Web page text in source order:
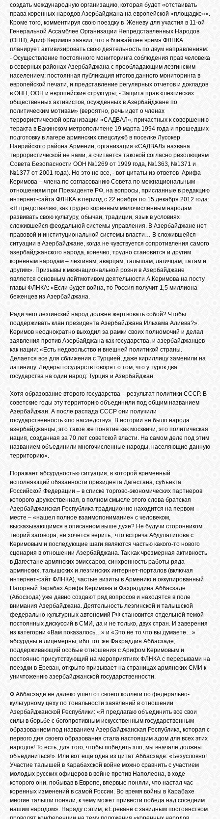
создать международную организацию, которая будет «отстаивать
права коренных народов Азербайджана на европейской «площадке»».
Кроме того, комментируя свою поездку в Женеву для участия в 11-ой
Генеральной Ассамблее Организации Непредставленных Народов
(ОНН), Ариф Керимов заявил, что в ближайшее время ФЛНКА
планирует активизировать свою деятельность по двум направлениям:
- Осуществление постоянного мониторинга соблюдения прав человека
в северных районах Азербайджана с преобладающим лезгинским
населением; постоянная публикация итогов данного мониторинга в
европейской печати, и представление регулярных отчетов и докладов
в ОНН, ООН и европейские структуры; - Защита прав «лезгинских
общественных активистов, осужденных в Азербайджане по
политическим мотивам» (вероятно, речь идет о членах
террористической организации «САДВАЛ», причастных к совершению
теракта в Бакинском метрополитене 19 марта 1994 года и прошедших
подготовку в лагере армянских спецслужб в поселке Лусокер
Наирийского района Армении; организация «САДВАЛ» названа
террористической не нами, а считается таковой согласно резолюциям
Совета Безопасности ООН №1269 от 1999 года, №1363, №1371 и
№1377 от 2001 года). Но это не все, - вот цитаты из ответов Арифа
Керимова – члена по согласованию Совета по межнациональным
отношениям при Президенте РФ, на вопросы, присланные в редакцию
интернет-сайта ФЛНКА в период с 22 ноября по 15 декабря 2012 года:
«Я представляю, как трудно коренным малочисленным народам
развивать свою культуру, обычаи, традиции, язык в условиях
сложившейся феодальной системы управления. В Азербайджане нет
правовой и институциональной системы власти… В сложившейся
ситуации в Азербайджане, когда не чувствуется сопротивления самого
азербайджанского народа, конечно, трудно становится и другим
коренным народам – лезгинам, аварцам, талышам, лагичцам, татам и
другим». Призывы к межнациональной розни в Азербайджане
является основным лейтмотивом деятельности А.Керимова на посту
главы ФЛНКА: «Если будет война, то Россия получит 1,5 миллиона
беженцев из Азербайджана.
Ради чего лезгинский народ должен жертвовать собой? Чтобы
поддерживать клан президента Азербайджана Ильхама Алиева?».
Керимов неоднократно выходил за рамки своих полномочий и делал
заявления против Азербайджана как государства, и азербайджанцев
как нации: «Есть недовольство и внешней политикой страны.
Делается все для сближения с Турцией, даже кириллицу заменили на
латиницу. Лидеры государств говорят о том, что у турок два
государства на один народ: Турция и Азербайджан.
Хотя образование второго государства – результат политики СССР. В
советские годы эту территорию объединили под общим названием
Азербайджан. А после распада СССР они получили
государственность «по наследству». В истории не было народа
азербайджанцы, это такое же понятие как москвичи, это политическая
нация, созданная за 70 лет советской власти. На самом деле под этим
названием объединили многочисленные народы, населяющие данную
территорию».
Поражает абсурдностью ситуация, в которой временный
исполняющий обязанности президента Дагестана, субъекта
Российской Федерации – в списке торгово-экономических партнеров
которого дружественная, в полном смысле этого слова братская
Азербайджанская Республика традиционно находится на первом
месте – «нашел полное взаимопонимание» с человеком,
высказывающимся в описанном выше духе? Не будучи сторонником
теорий заговора, не хочется верить, что встреча Абдулатипова с
Керимовым и последующие шаги являются частью какого-то нового
сценария в отношении Азербайджана. Так как чрезмерная активность
в Дагестане армянских эмиссаров, синхронность работы ряда
армянских, талышских и лезгинских интернет-порталов (включая
интернет-сайт ФЛНКА), частые визиты в Армению и оккупированный
Нагорный Карабах Арифа Керимова и Фахраддина Аббасзаде
(Абосзода) уже давно создают ряд вопросов и находятся в поле
внимания Азербайджана. Деятельность лезгинской и талышской
федерально-культурных автономий РФ становится отдельной темой
постоянных дискуссий в СМИ, да и не только, двух стран. И заверения
из категории «Вам показалось…» и «Это не то что вы думаете…»
абсурдны и лицемерны, ибо тот же Фахраддин Аббасзаде,
поддерживающий особые отношения с Арифом Керимовым и
постоянно присутствующий на мероприятиях ФЛНКА с перерывами на
поездки в Ереван, открыто призывает на страницах армянских СМИ к
уничтожению азербайджанской государственности.
Ф.Аббасзаде не далеко ушел от своего коллеги по федерально-
культурному цеху по тональности заявлений в отношении
Азербайджанской Республики: «Я предлагаю объединить все свои
силы в борьбе с богопротивным искусственным государственным
образованием под названием Азербайджанская Республика, которая с
первого дня своего образования стала настоящим адом для всех этих
народов! То есть, для того, чтобы победить зло, мы вначале должны
объединиться!». Или вот еще одна из цитат Аббасзаде: «Безусловно!
Участие талышей в Карабахской войне можно сравнить с участием
молодых русских офицеров в войне против Наполеона, в ходе
которого они, побывав в Европе, впервые поняли, что настал час
коренных изменений в самой России. Во время войны в Карабахе
многие талыши поняли, к чему может привести победа над соседним
нашим народом». Наряду с этим, в Ереване с завидным постоянством